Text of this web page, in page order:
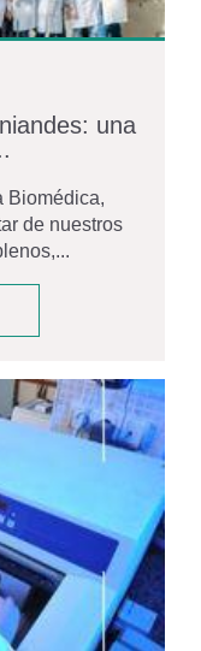
una
Biomédica,
de nuestros